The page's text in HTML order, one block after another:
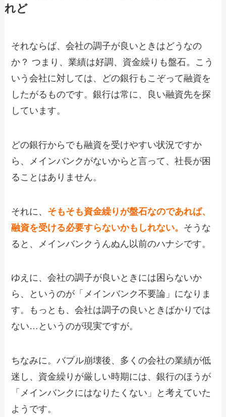
れど
それならば、会社の調子が良いときはどうなの
か？ つまり、業績は好調、資金繰りも盤石。こう
いう会社に対しては、どの銀行もこぞって融資を
したがるものです。銀行は常に、良い融資先を探
しています。
どの銀行からでも融資を受けやすい状況ですか
ら、メインバンクがないからと言って、社長が困
ることはありません。
それに、 そもそも資金繰りが盤石なのであれば、
融資を受ける必要すらないかもしれない。 そうな
ると、メインバンクうんぬん以前のハナシです。
ゆえに、会社の調子が良いときには困らないか
ら、というのが「メインバンク不要論」になりま
す。もっとも、会社は調子の良いときばかりでは
ない…というのが現実ですが。
ちなみに。バブル崩壊後、多くの会社の業績が低
迷し、資金繰りが厳しい時期には、銀行のほうが
「メインバンクにはなりたくない」と考えていた
ようです。